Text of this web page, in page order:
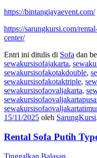
https://bintangjayaevent.com/
https://sarungkursi.com/
center/
Entri ini ditulis di Sofa dan
sewakursisofajakarta,
sewakursisofakotakdouble,
sewakursisofakotaktriple,
sewakursisofaovaljakarta,
15/11/2025 oleh SarungKursi.
Rental Sofa Putih
Tinggalkan Balasan